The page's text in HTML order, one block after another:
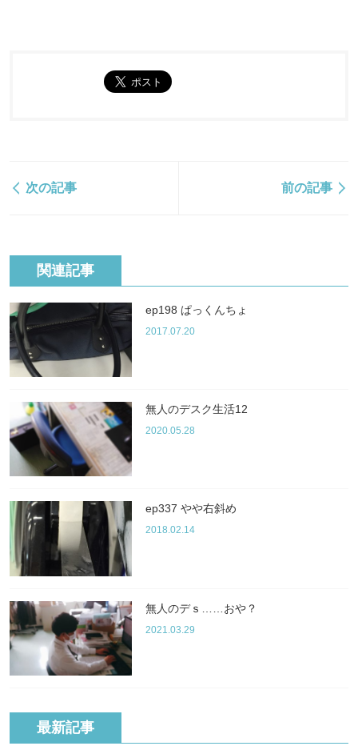
次の記事 前の記事
関連記事
ep198 ぱっくんちょ
2017.07.20
無人のデスク生活12
2020.05.28
ep337 やや右斜め
2018.02.14
無人のデｓ……おや？
2021.03.29
最新記事